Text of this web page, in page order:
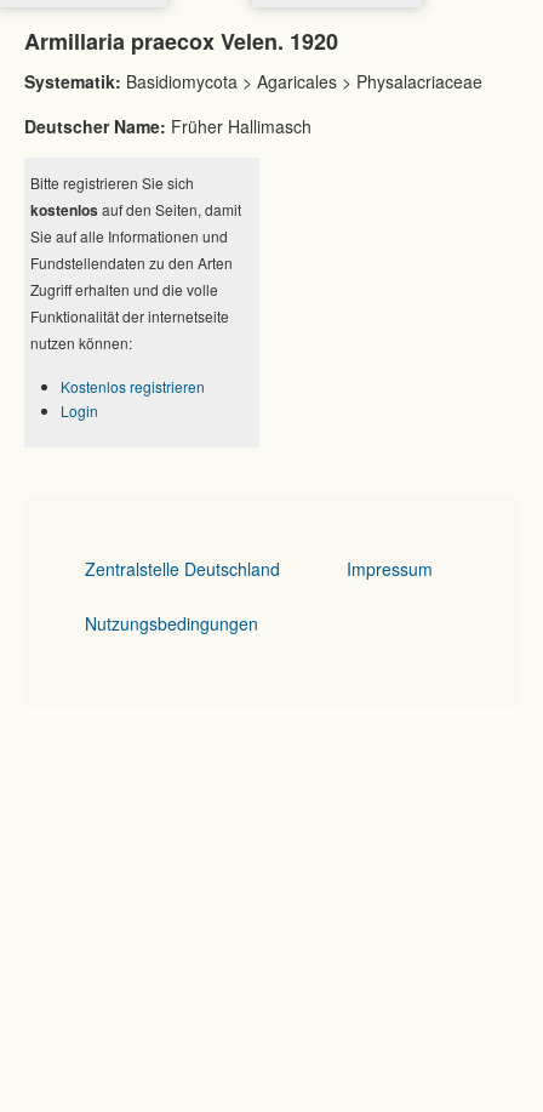
Armillaria praecox Velen. 1920
Systematik: Basidiomycota > Agaricales > Physalacriaceae
Deutscher Name: Früher Hallimasch
Bitte registrieren Sie sich
kostenlos auf den Seiten, damit
Sie auf alle Informationen und
Fundstellendaten zu den Arten
Zugriff erhalten und die volle
Funktionalität der internetseite
nutzen können:
Kostenlos registrieren
Login
Zentralstelle Deutschland Impressum
Nutzungsbedingungen